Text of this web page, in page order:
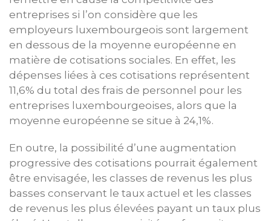
entreprises si l’on considère que les
employeurs luxembourgeois sont largement
en dessous de la moyenne européenne en
matière de cotisations sociales. En effet, les
dépenses liées à ces cotisations représentent
11,6% du total des frais de personnel pour les
entreprises luxembourgeoises, alors que la
moyenne européenne se situe à 24,1%.
En outre, la possibilité d’une augmentation
progressive des cotisations pourrait également
être envisagée, les classes de revenus les plus
basses conservant le taux actuel et les classes
de revenus les plus élevées payant un taux plus